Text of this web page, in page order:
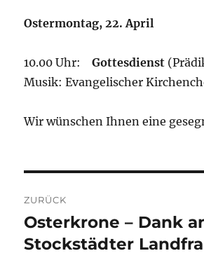
Ostermontag, 22. April
10.00 Uhr:Gottesdienst
Musik: Evangelischer
Wir wünschen Ihnen eine
ZURÜCK
Vorheriger
Beitrag:
Osterkrone – Dank
Stockstädter